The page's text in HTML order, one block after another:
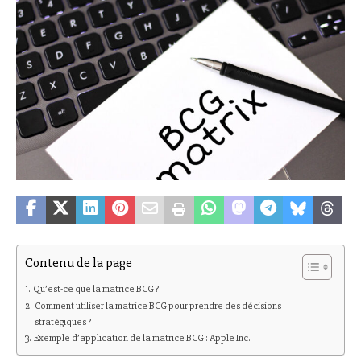
Contenu de la page
Qu’est-ce que la matrice BCG ?
Comment utiliser la matrice BCG pour prendre des décisions
stratégiques ?
Exemple d’application de la matrice BCG : Apple Inc.